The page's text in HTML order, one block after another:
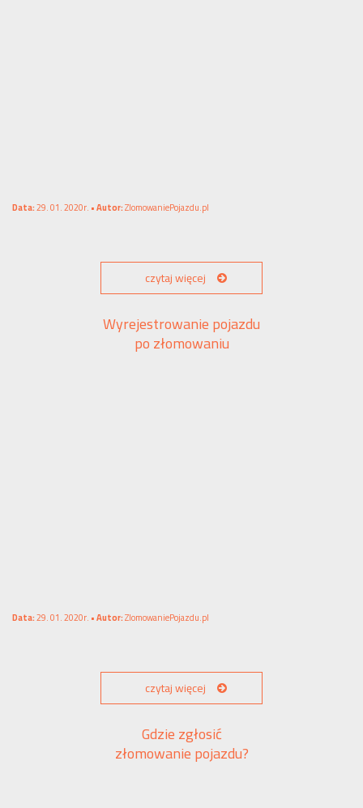
Data:29. 01. 2020r. •Autor:ZlomowaniePojazdu.pl
czytaj więcej
Wyrejestrowanie pojazdu
po złomowaniu
Data:29. 01. 2020r. •Autor:ZlomowaniePojazdu.pl
czytaj więcej
Gdzie zgłosić
złomowanie pojazdu?